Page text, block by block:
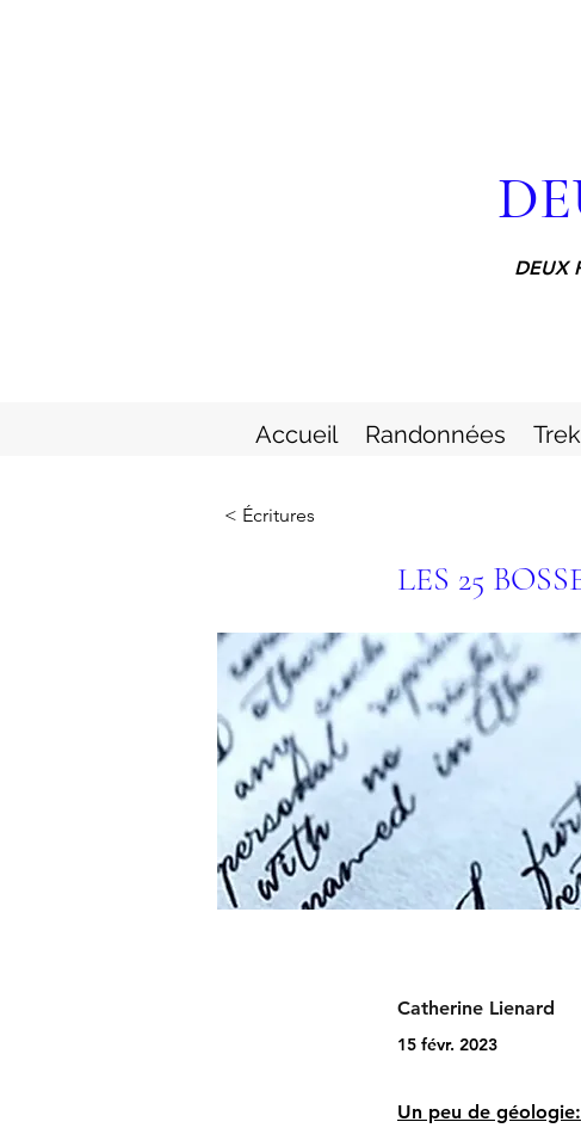
DEUX
Accueil Randonnées
< Écritures
LES 25
Catherine Lienard
15 févr. 2023
Un peu de géologie: